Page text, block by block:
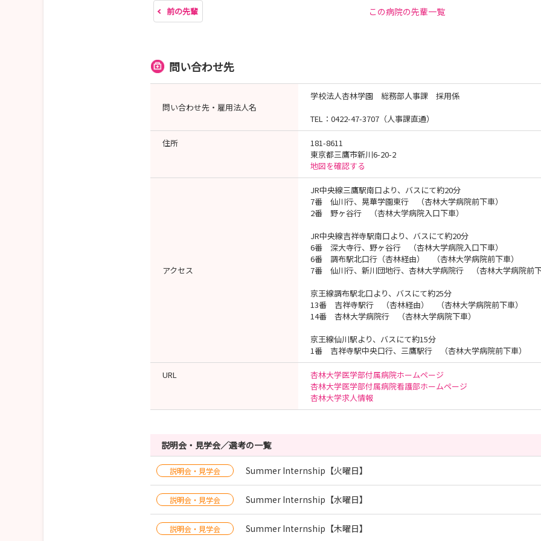
前の先輩 この病院の先輩一覧
問い合わせ先
問い合わせ先・雇用法人名
学校法人杏林学園 総務部人事課 採用係
TEL：0422-47-3707（人事課直通）
住所
181-8611
東京都三鷹市新川6-20-2
地図を確認する
アクセス
JR中央線三鷹駅南口より、バスにて約20分
7番 仙川行、晃華学園東行 （杏林大学病院前下車）
2番 野ヶ谷行 （杏林大学病院入口下車）
JR中央線吉祥寺駅南口より、バスにて約20分
6番 深大寺行、野ヶ谷行 （杏林大学病院入口下車）
6番 調布駅北口行（杏林経由） （杏林大学病院前下車）
7番 仙川行、新川団地行、杏林大学病院行 （杏林大学病院前下
京王線調布駅北口より、バスにて約25分
13番 吉祥寺駅行 （杏林経由） （杏林大学病院前下車）
14番 杏林大学病院行 （杏林大学病院下車）
京王線仙川駅より、バスにて約15分
1番 吉祥寺駅中央口行、三鷹駅行 （杏林大学病院前下車）
URL
杏林大学医学部付属病院ホームページ
杏林大学医学部付属病院看護部ホームページ
杏林大学求人情報
説明会・見学会／選考の一覧
説明会・見学会 Summer Internship【火曜日】
説明会・見学会 Summer Internship【水曜日】
説明会・見学会 Summer Internship【木曜日】